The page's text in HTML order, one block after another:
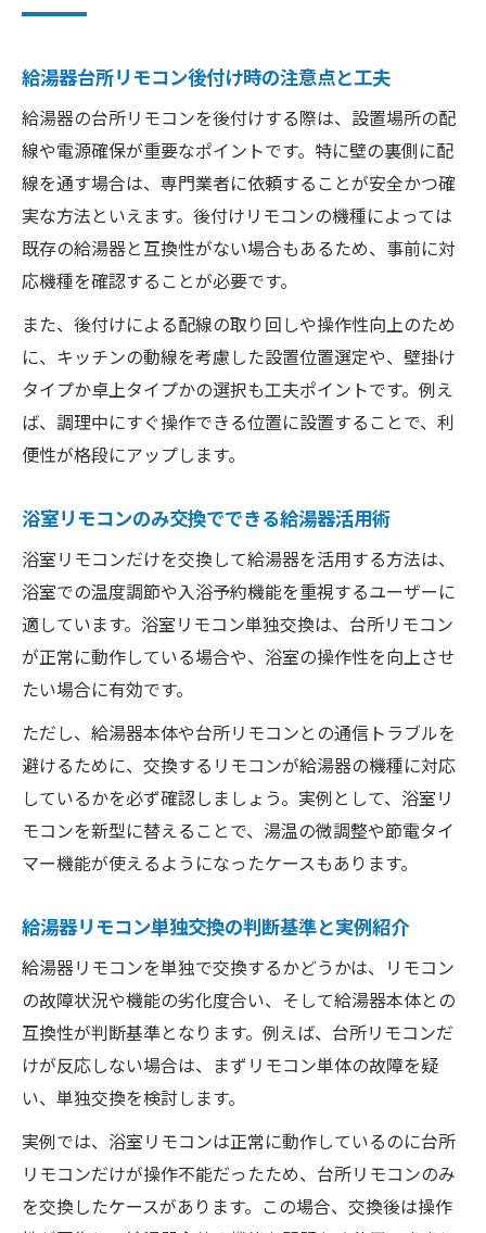
給湯器台所リモコン後付け時の注意点と工夫
給湯器の台所リモコンを後付けする際は、設置場所の配
線や電源確保が重要なポイントです。特に壁の裏側に配
線を通す場合は、専門業者に依頼することが安全かつ確
実な方法といえます。後付けリモコンの機種によっては
既存の給湯器と互換性がない場合もあるため、事前に対
応機種を確認することが必要です。
また、後付けによる配線の取り回しや操作性向上のため
に、キッチンの動線を考慮した設置位置選定や、壁掛け
タイプか卓上タイプかの選択も工夫ポイントです。例え
ば、調理中にすぐ操作できる位置に設置することで、利
便性が格段にアップします。
浴室リモコンのみ交換でできる給湯器活用術
浴室リモコンだけを交換して給湯器を活用する方法は、
浴室での温度調節や入浴予約機能を重視するユーザーに
適しています。浴室リモコン単独交換は、台所リモコン
が正常に動作している場合や、浴室の操作性を向上させ
たい場合に有効です。
ただし、給湯器本体や台所リモコンとの通信トラブルを
避けるために、交換するリモコンが給湯器の機種に対応
しているかを必ず確認しましょう。実例として、浴室リ
モコンを新型に替えることで、湯温の微調整や節電タイ
マー機能が使えるようになったケースもあります。
給湯器リモコン単独交換の判断基準と実例紹介
給湯器リモコンを単独で交換するかどうかは、リモコン
の故障状況や機能の劣化度合い、そして給湯器本体との
互換性が判断基準となります。例えば、台所リモコンだ
けが反応しない場合は、まずリモコン単体の故障を疑
い、単独交換を検討します。
実例では、浴室リモコンは正常に動作しているのに台所
リモコンだけが操作不能だったため、台所リモコンのみ
を交換したケースがあります。この場合、交換後は操作